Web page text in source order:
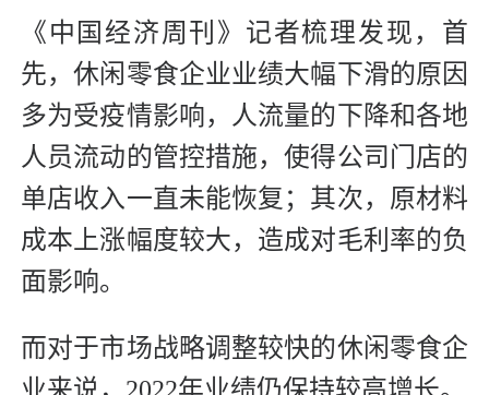
《中国经济周刊》记者梳理发现，首
先，休闲零食企业业绩大幅下滑的原因
多为受疫情影响，人流量的下降和各地
人员流动的管控措施，使得公司门店的
单店收入一直未能恢复；其次，原材料
成本上涨幅度较大，造成对毛利率的负
面影响。
而对于市场战略调整较快的休闲零食企